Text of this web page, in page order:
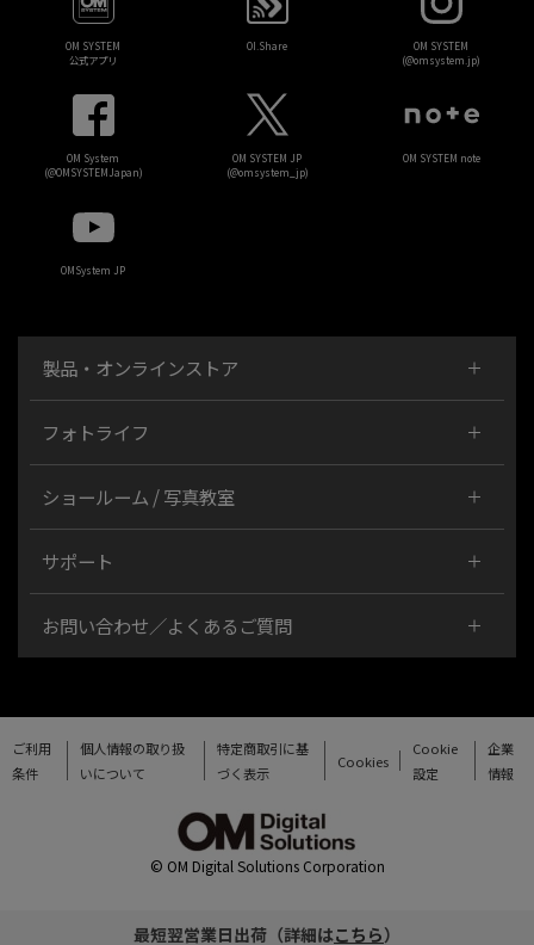
最短翌営業日出荷（詳細はこちら）
OM SYSTEM
公式アプリ
OI.Share
OM SYSTEM
(@omsystem.jp)
OM System
(@OMSYSTEMJapan)
OM SYSTEM JP
(@omsystem_jp)
OM SYSTEM note
OMSystem JP
製品・オンラインストア
フォトライフ
ショールーム / 写真教室
サポート
お問い合わせ／よくあるご質問
ご利用
条件
個人情報の取り扱
いについて
特定商取引に基
づく表示
Cookies
Cookie
設定
企業
情報
© OM Digital Solutions Corporation